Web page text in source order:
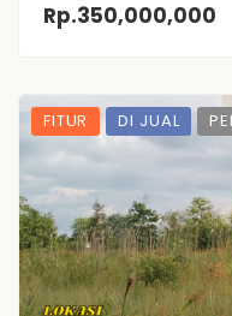
Rp.350,000,000
FITUR DI JUAL